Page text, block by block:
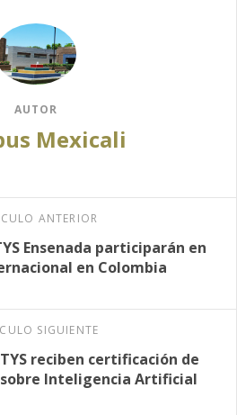
AUTOR
Mexicali
ANTERIOR
Ensenada participarán en
en Colombia
SIGUIENTE
reciben certificación de
Inteligencia Artificial